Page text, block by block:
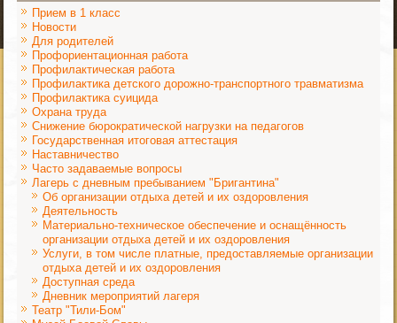
Прием в 1 класс
Новости
Для родителей
Профориентационная работа
Профилактическая работа
Профилактика детского дорожно-транспортного травматизма
Профилактика суицида
Охрана труда
Снижение бюрократической нагрузки на педагогов
Государственная итоговая аттестация
Наставничество
Часто задаваемые вопросы
Лагерь с дневным пребыванием "Бригантина"
Об организации отдыха детей и их оздоровления
Деятельность
Материально-техническое обеспечение и оснащённость
организации отдыха детей и их оздоровления
Услуги, в том числе платные, предоставляемые организации
отдыха детей и их оздоровления
Доступная среда
Дневник мероприятий лагеря
Театр "Тили-Бом"